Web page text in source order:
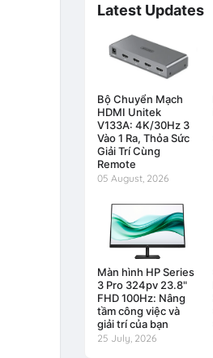
Latest Updates
Bộ Chuyển Mạch
HDMI Unitek
V133A: 4K/30Hz 3
Vào 1 Ra, Thỏa Sức
Giải Trí Cùng
Remote
05 August, 2026
Màn hình HP Series
3 Pro 324pv 23.8"
FHD 100Hz: Nâng
tầm công việc và
giải trí của bạn
25 July, 2026